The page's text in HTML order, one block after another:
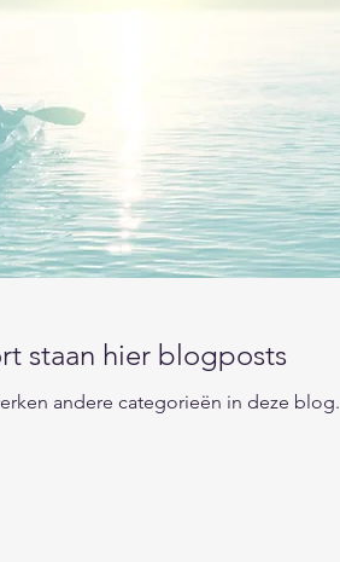
staan hier blogposts
andere categorieën in deze blog.